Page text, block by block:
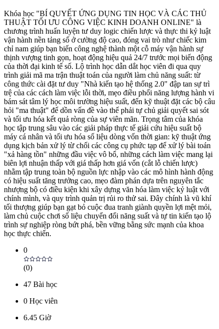
Khóa học "BÍ QUYẾT ỨNG DỤNG TIN HỌC VÀ CÁC THỦ
THUẬT TỐI ƯU CÔNG VIỆC KINH DOANH ONLINE" là
chương trình huấn luyện tư duy logic chiến lược và thực thi kỷ luật
vận hành nền tảng số ở cường độ cao, đóng vai trò như chiếc kim
chỉ nam giúp bạn biến công nghệ thành một cỗ máy vận hành sự
thịnh vượng tinh gọn, hoạt động hiệu quả 24/7 trước mọi biến động
của thời đại kinh tế số. Lộ trình học dẫn dắt học viên đi qua quy
trình giải mã ma trận thuật toán của người làm chủ năng suất: từ
công thức cài đặt tư duy "Nhà kiến tạo hệ thống 2.0" đập tan sự trì
trệ của các cách làm việc lỗi thời, mẹo điều phối năng lượng hành vi
bám sát tâm lý học môi trường hiệu suất, đến kỹ thuật đặt các bộ câu
hỏi "ma thuật" để dồn vấn đề vào thế phải tự chủ giải quyết sai sót
và tối ưu hóa kết quả ròng của sự viên mãn. Trọng tâm của khóa
học tập trung sâu vào các giải pháp thực tế giải cứu hiệu suất bộ
máy cá nhân và tối ưu hóa số liệu dòng vốn thời gian: kỹ thuật ứng
dụng kịch bản xử lý từ chối các công cụ phức tạp để xử lý bài toán
"xả hàng tồn" những đầu việc vô bổ, những cách làm việc mang lại
biên lợi nhuận thấp với giá thấp hơn giá vốn (cắt lỗ chiến lược)
nhằm tập trung toàn bộ nguồn lực nhập vào các mô hình hành động
có hiệu suất tăng trưởng cao, mẹo đàm phán dựa trên nguyên tắc
nhượng bộ có điều kiện khi xây dựng văn hóa làm việc kỷ luật với
chính mình, và quy trình quản trị rủi ro thử sai. Đây chính là vũ khí
tối thượng giúp bạn gạt bỏ cuộc đua tranh giành quyền lợi mệt mỏi,
làm chủ cuộc chơi số liệu chuyển đổi năng suất và tự tin kiến tạo lộ
trình sự nghiệp ròng bứt phá, bền vững bằng sức mạnh của khoa
học thực chiến.
0
(0)
47 Bài học
0 Học viên
6.45 Giờ